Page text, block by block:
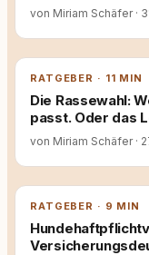
von Miriam Schäfer ·
RATGEBER · 11 MIN
Die Rassewahl:
passt. Oder das
von Miriam Schäfer ·
RATGEBER · 9 MIN